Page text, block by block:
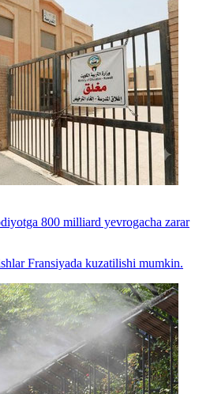
800 milliard yevrogacha zarar
Fransiyada kuzatilishi mumkin.